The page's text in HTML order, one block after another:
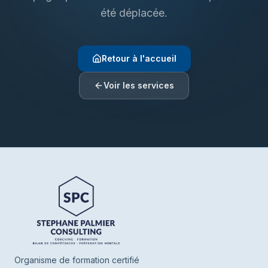
été déplacée.
Retour à l'accueil
Voir les services
Henrie SPC
En ligne
Bonjour ! Je suis Henrie votre assistant de
SPC. Parlez-moi de vous ou de ce que
vous cherchez, je vous oriente vers nos
Organisme de formation certifié